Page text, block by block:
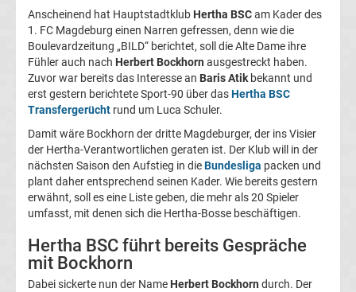
FC
Köln
Transfergerüchte
1.
FC
Transfergerüchte
Anscheinend hat Hauptstadtklub Hertha BSCam Kader des
1. FC Magdeburg einen Narren gefressen, denn wie die
Boulevardzeitung „BILD“ berichtet, soll die Alte Dame ihre
Fühler auch nach Herbert Bockhorn ausgestreckt haben.
Zuvor war bereits das Interesse an Baris Atik bekannt und
erst gestern berichtete Sport-90 über dasHertha BSC
Transfergerücht rund um Luca Schuler.
Damit wäre Bockhorn der dritte Magdeburger, der ins Visier
der Hertha-Verantwortlichen geraten ist. Der Klub will in der
nächsten Saison den Aufstieg in dieBundesliga packen und
plant daher entsprechend seinen Kader. Wie bereits gestern
erwähnt, soll es eine Liste geben, die mehr als 20 Spieler
umfasst, mit denen sich die Hertha-Bosse beschäftigen.
Hertha BSC führt bereits Gespräche
mit Bockhorn
Dabei sickerte nun der Name Herbert Bockhorn durch. Der